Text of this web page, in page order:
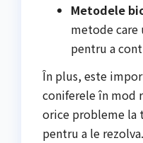
Metodele
metode care
pentru a
În plus, este
coniferele în mod
orice probleme la
pentru a le rezolva.